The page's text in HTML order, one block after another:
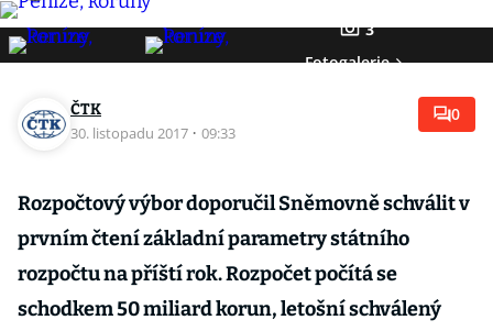
3
Fotogalerie
ČTK
30. listopadu 2017 · 09:33
0
Rozpočtový výbor doporučil Sněmovně schválit v
prvním čtení základní parametry státního
rozpočtu na příští rok. Rozpočet počítá se
schodkem 50 miliard korun, letošní schválený